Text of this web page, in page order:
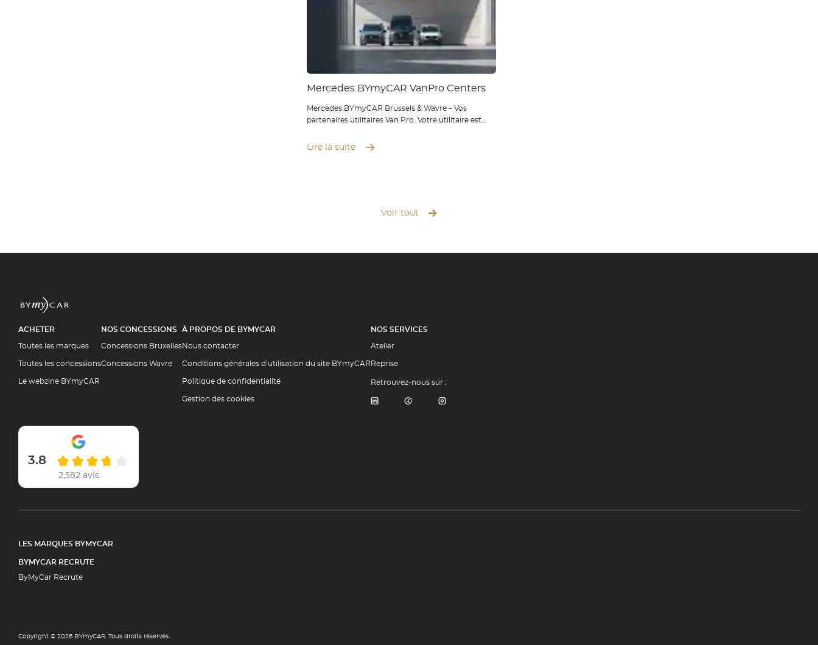
Mercedes BYmyCAR VanPro Centers
Mercedes BYmyCAR Brussels & Wavre – Vos
partenaires utilitaires Van Pro. Votre utilitaire est
Chez Mercedes BYmyCAR Brussels et Wavre, nous
Benz, vous bénéficiez du savoir-faire et de
Lire la suite
Voir tout
ACHETER
Toutes les marques
Toutes les concessions
Le webzine BYmyCAR
NOS CONCESSIONS
Concessions Bruxelles
Concessions Wavre
À PROPOS DE BYMYCAR
Nous contacter
Conditions générales d’utilisation du site BYmyCAR
Politique de confidentialité
Gestion des cookies
NOS SERVICES
Atelier
Reprise
Retrouvez-nous sur :
3.8
2,582 avis
LES MARQUES BYMYCAR
BYMYCAR RECRUTE
ByMyCar Recrute
Copyright © 2026 BYmyCAR. Tous droits réservés.